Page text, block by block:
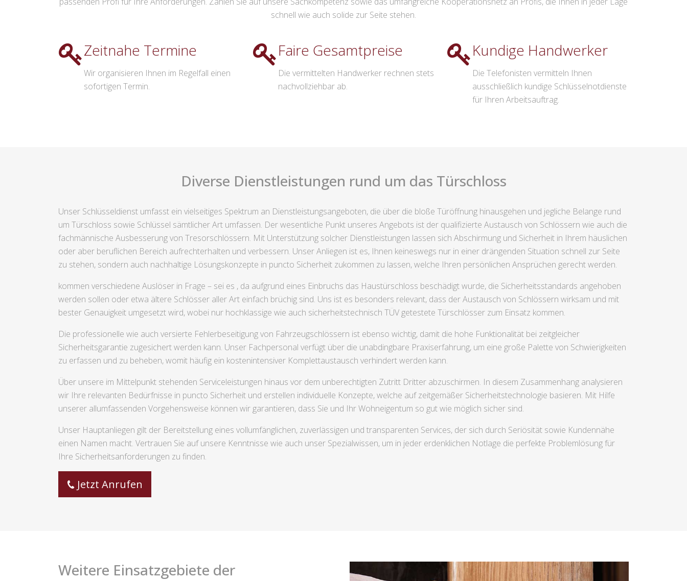
schnell wie auch solide zur Seite stehen.
Zeitnahe Termine
Wir organisieren Ihnen im Regelfall einen
sofortigen Termin.
Faire Gesamtpreise
Die vermittelten Handwerker rechnen stets
nachvollziehbar ab.
Kundige Handwerker
Die Telefonisten vermitteln Ihnen
ausschließlich kundige Schlüsselnotdienste
für Ihren Arbeitsauftrag.
Diverse Dienstleistungen rund um das Türschloss
Unser Schlüsseldienst umfasst ein vielseitiges Spektrum an Dienstleistungsangeboten, die über die bloße Türöffnung hinausgehen und jegliche Belange rund
um Türschloss sowie Schlüssel sämtlicher Art umfassen. Der wesentliche Punkt unseres Angebots ist der qualifizierte Austausch von Schlössern wie auch die
fachmännische Ausbesserung von Tresorschlössern. Mit Unterstützung solcher Dienstleistungen lassen sich Abschirmung und Sicherheit in Ihrem häuslichen
oder aber beruflichen Bereich aufrechterhalten und verbessern. Unser Anliegen ist es, Ihnen keineswegs nur in einer drängenden Situation schnell zur Seite
zu stehen, sondern auch nachhaltige Lösungskonzepte in puncto Sicherheit zukommen zu lassen, welche Ihren persönlichen Ansprüchen gerecht werden.
kommen verschiedene Auslöser in Frage – sei es , da aufgrund eines Einbruchs das Haustürschloss beschädigt wurde, die Sicherheitsstandards angehoben
werden sollen oder etwa ältere Schlösser aller Art einfach brüchig sind. Uns ist es besonders relevant, dass der Austausch von Schlössern wirksam und mit
bester Genauigkeit umgesetzt wird, wobei nur hochklassige wie auch sicherheitstechnisch TÜV getestete Türschlösser zum Einsatz kommen.
Die professionelle wie auch versierte Fehlerbeseitigung von Fahrzeugschlössern ist ebenso wichtig, damit die hohe Funktionalität bei zeitgleicher
Sicherheitsgarantie zugesichert werden kann. Unser Fachpersonal verfügt über die unabdingbare Praxiserfahrung, um eine große Palette von Schwierigkeiten
zu erfassen und zu beheben, womit häufig ein kostenintensiver Komplettaustausch verhindert werden kann.
Über unsere im Mittelpunkt stehenden Serviceleistungen hinaus vor dem unberechtigten Zutritt Dritter abzuschirmen. In diesem Zusammenhang analysieren
wir Ihre relevanten Bedürfnisse in puncto Sicherheit und erstellen individuelle Konzepte, welche auf zeitgemäßer Sicherheitstechnologie basieren. Mit Hilfe
unserer allumfassenden Vorgehensweise können wir garantieren, dass Sie und Ihr Wohneigentum so gut wie möglich sicher sind.
Unser Hauptanliegen gilt der Bereitstellung eines vollumfänglichen, zuverlässigen und transparenten Services, der sich durch Seriösität sowie Kundennähe
einen Namen macht. Vertrauen Sie auf unsere Kenntnisse wie auch unser Spezialwissen, um in jeder erdenklichen Notlage die perfekte Problemlösung für
Ihre Sicherheitsanforderungen zu finden.
Jetzt Anrufen
Weitere Einsatzgebiete der